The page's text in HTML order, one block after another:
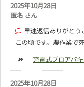
2025年10月28日
匿名 さん
早速返信ありがとう
この頃です。農作業で
充電式ブロアバ
2025年10月28日